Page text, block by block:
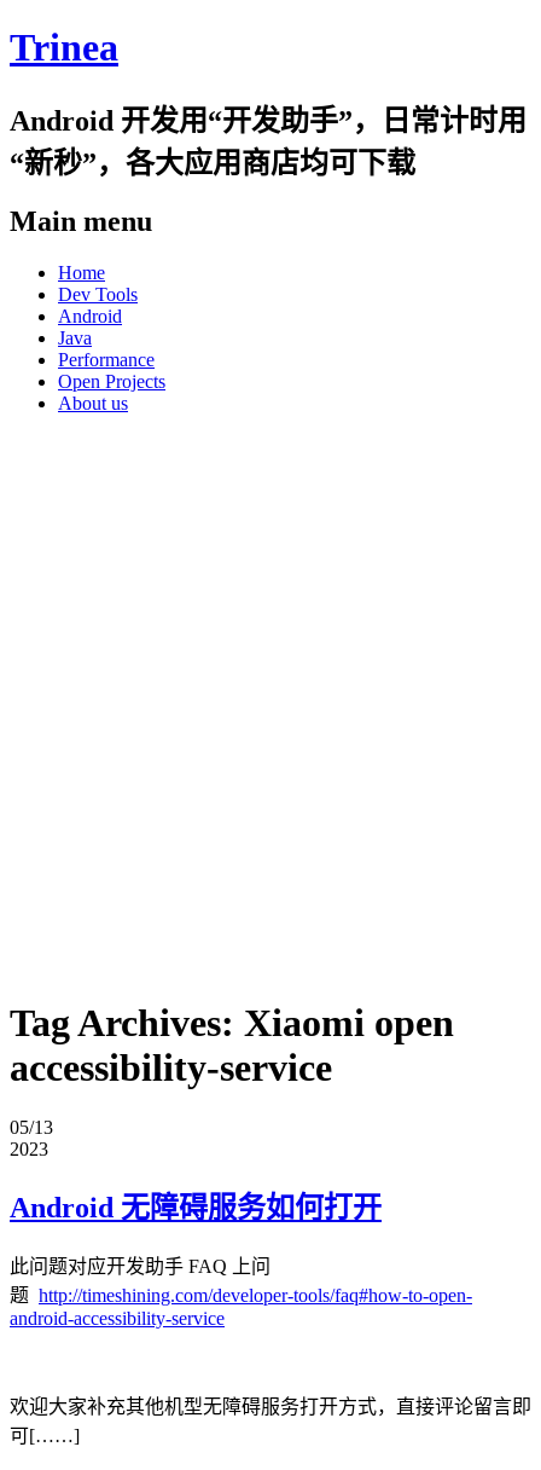
Trinea
Android 开发用“开发助手”，日常计时用
“新秒”，各大应用商店均可下载
Main menu
Skip
content
Home
Dev Tools
Android
Java
Performance
Open Projects
About us
Tag Archives: Xiaomi open
accessibility-service
05/13
2023
Android 无障碍服务如何打开
此问题对应开发助手 FAQ 上问
题 http://timeshining.com/developer-tools/faq#how-to-open-
android-accessibility-service
欢迎大家补充其他机型无障碍服务打开方式，直接评论留言即
可[……]